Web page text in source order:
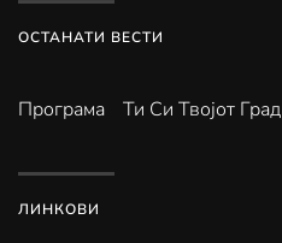
ОСТАНАТИ ВЕСТИ
Програма Ти Си Твојот Град
ЛИНКОВИ